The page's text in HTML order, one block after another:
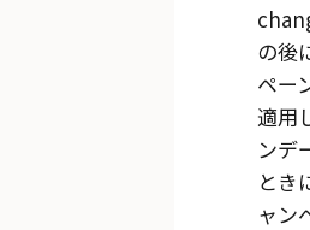
の後
ペー
適用
ンデ
とき
ャン